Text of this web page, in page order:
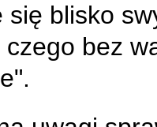
się blisko
bez